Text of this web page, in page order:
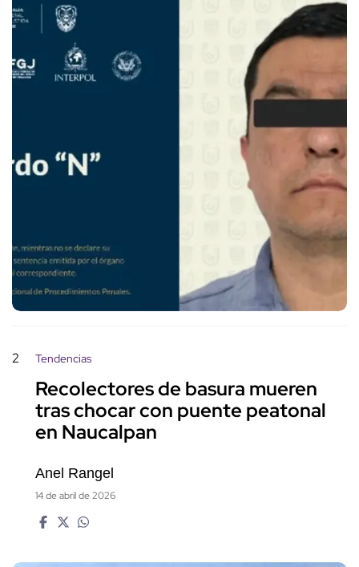
2 Tendencias
Recolectores de basura mueren
tras chocar con puente peatonal
en Naucalpan
Anel Rangel
14 de abril de 2026